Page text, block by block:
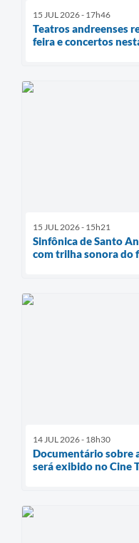
15 JUL 2026 - 17h46
Teatros andreenses
feira e concertos
15 JUL 2026 - 15h21
Sinfônica de Santo
com trilha sonora do
14 JUL 2026 - 18h30
Documentário sobre
será exibido no Cine